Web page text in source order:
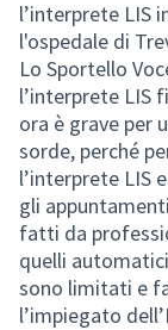
l’interprete LIS
l'ospedale di
Lo Sportello
l’interprete LIS
ora è grave per
sorde, perché
l’interprete LIS
gli
fatti da
quelli
sono limitati e
l’impiegato